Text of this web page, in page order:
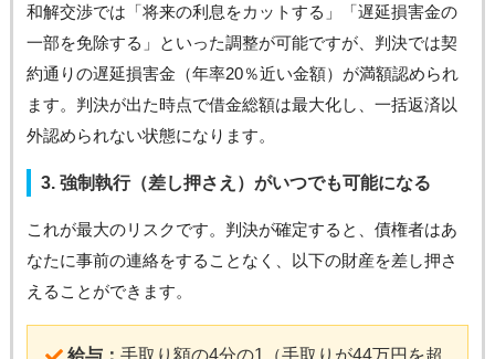
和解交渉では「将来の利息をカットする」「遅延損害金の
一部を免除する」といった調整が可能ですが、判決では契
約通りの遅延損害金（年率20％近い金額）が満額認められ
ます。判決が出た時点で借金総額は最大化し、一括返済以
外認められない状態になります。
3. 強制執行（差し押さえ）がいつでも可能になる
これが最大のリスクです。判決が確定すると、債権者はあ
なたに事前の連絡をすることなく、以下の財産を差し押さ
えることができます。